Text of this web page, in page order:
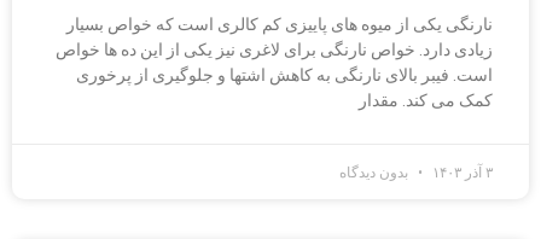
نارنگی یکی از میوه های پاییزی کم کالری است که خواص بسیار
زیادی دارد. خواص نارنگی برای لاغری نیز یکی از این ده ها خواص
است. فیبر بالای نارنگی به کاهش اشتها و جلوگیری از پرخوری
کمک می کند. مقدار
۳ آذر ۱۴۰۳ بدون دیدگاه